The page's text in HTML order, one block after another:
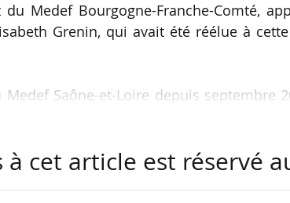
Medef Bourgogne-Franche-Comté,
Grenin, qui avait été réélue à
Saône-et-Loire depuis septembre
à cet article est réservé